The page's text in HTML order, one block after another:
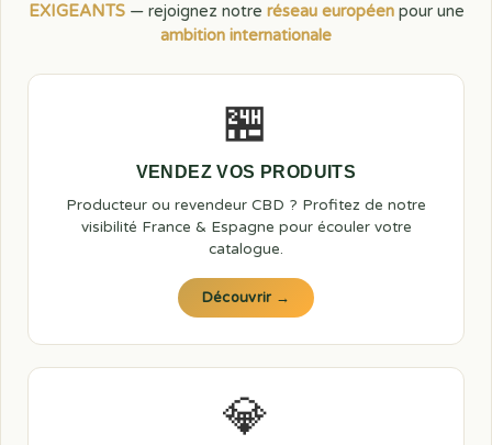
EXIGEANTS— rejoignez notre réseau européenpour une
ambition internationale
🏪
VENDEZ VOS PRODUITS
Producteur ou revendeur CBD ? Profitez de notre
visibilité France & Espagne pour écouler votre
catalogue.
Découvrir →
💎